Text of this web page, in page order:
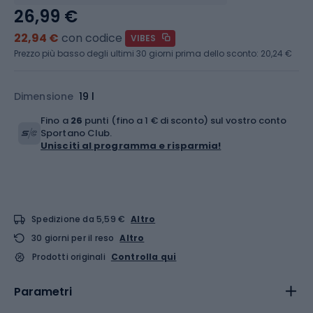
Dimensione 19 l
26,99 €
22,94 € con codice
VIBES
Prezzo più basso degli ultimi 30 giorni prima dello sconto: 20,24 €
Fino a 26 punti (fino a 1 € di sconto) sul vostro conto
Sportano Club.
Unisciti al programma e risparmia!
Spedizione da 5,59 € Altro
30 giorni per il reso Altro
Prodotti originali Controlla qui
Parametri